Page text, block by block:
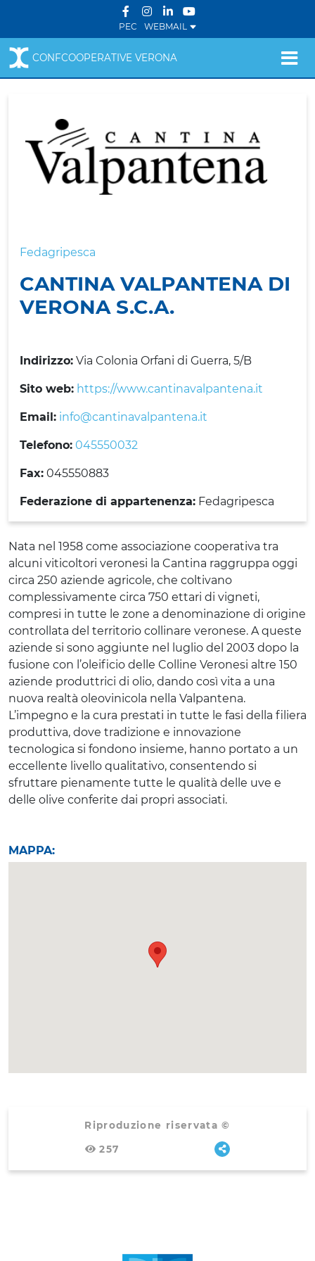
PEC WEBMAIL
CONFCOOPERATIVE VERONA
Fedagripesca
CANTINA VALPANTENA DI
VERONA S.C.A.
Indirizzo: Via Colonia Orfani di Guerra, 5/B
Sito web: https://www.cantinavalpantena.it
Email: info@cantinavalpantena.it
Telefono: 045550032
Fax: 045550883
Federazione di appartenenza: Fedagripesca
Nata nel 1958 come associazione cooperativa tra
alcuni viticoltori veronesi la Cantina raggruppa oggi
circa 250 aziende agricole, che coltivano
complessivamente circa 750 ettari di vigneti,
compresi in tutte le zone a denominazione di origine
controllata del territorio collinare veronese. A queste
aziende si sono aggiunte nel luglio del 2003 dopo la
fusione con l’oleificio delle Colline Veronesi altre 150
aziende produttrici di olio, dando così vita a una
nuova realtà oleovinicola nella Valpantena.
L’impegno e la cura prestati in tutte le fasi della filiera
produttiva, dove tradizione e innovazione
tecnologica si fondono insieme, hanno portato a un
eccellente livello qualitativo, consentendo si
sfruttare pienamente tutte le qualità delle uve e
delle olive conferite dai propri associati.
MAPPA:
Riproduzione riservata ©
257